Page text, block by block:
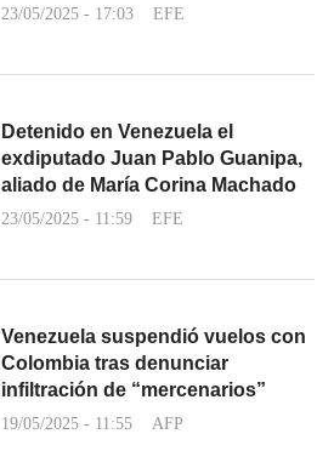
23/05/2025 - 17:03 EFE
Detenido en Venezuela el
exdiputado Juan Pablo Guanipa,
aliado de María Corina Machado
23/05/2025 - 11:59 EFE
Venezuela suspendió vuelos con
Colombia tras denunciar
infiltración de “mercenarios”
19/05/2025 - 11:55 AFP